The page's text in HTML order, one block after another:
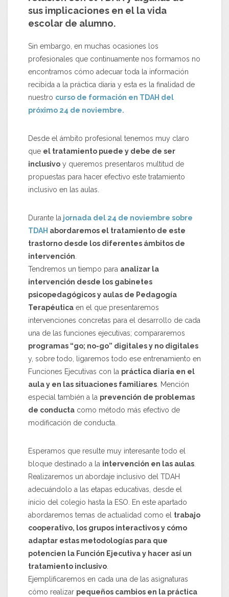
sus implicaciones en el la vida
escolar de alumno.
Sin embargo, en muchas ocasiones los
profesionales que continuamente nos formamos no
encontramos cómo adecuar toda la información
recibida a la práctica diaria y esta es la finalidad de
nuestro curso de formación en TDAH del
próximo 24 de noviembre.
Desde el ámbito profesional tenemos muy claro
que el tratamiento puede y debe de ser
inclusivo y queremos presentaros multitud de
propuestas para hacer efectivo este tratamiento
inclusivo en las aulas.
Durante la jornada del 24 de noviembre sobre
TDAH abordaremos el tratamiento de este
trastorno desde los diferentes ámbitos de
intervención
Tendremos un tiempo para analizar la
intervención desde los gabinetes
psicopedagógicos y aulas de Pedagogía
Terapéutica en el que presentaremos
intervenciones concretas para el desarrollo de cada
una de las funciones ejecutivas; compararemos
programas “go; no-go” digitales y no digitales
y, sobre todo, ligaremos todo ese entrenamiento en
Funciones Ejecutivas con la práctica diaria en el
aula y en las situaciones familiares . Mención
especial también a la prevención de problemas
de conducta como método más efectivo de
modificación de conducta.
Esperamos que resulte muy interesante todo el
bloque destinado a la intervención en las aulas
Realizaremos un abordaje inclusivo del TDAH
adecuándolo a las etapas educativas, desde el
inicio del colegio hasta la ESO. En este apartado
abordaremos temas de actualidad como el trabajo
cooperativo, los grupos interactivos y cómo
adaptar estas metodologías para que
potencien la Función Ejecutiva y hacer así un
tratamiento inclusivo
Ejemplificaremos en cada una de las asignaturas
cómo realizar pequeños cambios en la práctica